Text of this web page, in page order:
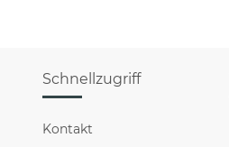
Schnellzugriff
Kontakt